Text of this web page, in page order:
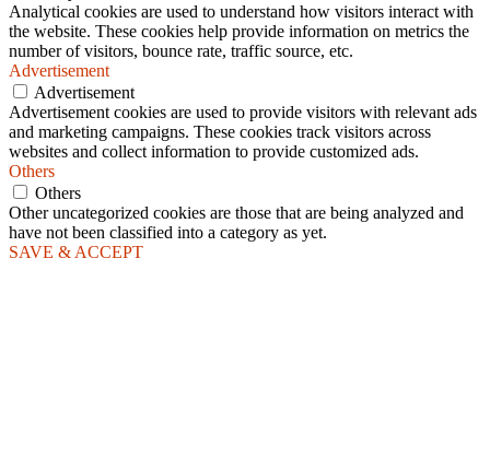
Analytical cookies are used to understand how visitors interact with
the website. These cookies help provide information on metrics the
number of visitors, bounce rate, traffic source, etc.
Advertisement
Advertisement
Advertisement cookies are used to provide visitors with relevant ads
and marketing campaigns. These cookies track visitors across
websites and collect information to provide customized ads.
Others
Others
Other uncategorized cookies are those that are being analyzed and
have not been classified into a category as yet.
SAVE & ACCEPT